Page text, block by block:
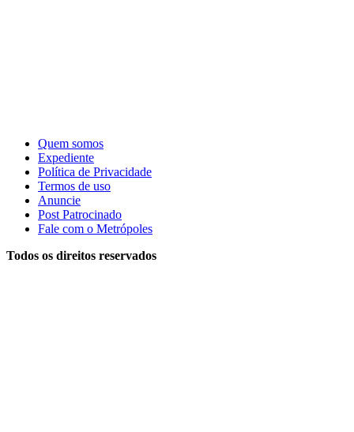
Quem somos
Expediente
Política de Privacidade
Termos de uso
Anuncie
Post Patrocinado
Fale com o Metrópoles
Todos os direitos reservados